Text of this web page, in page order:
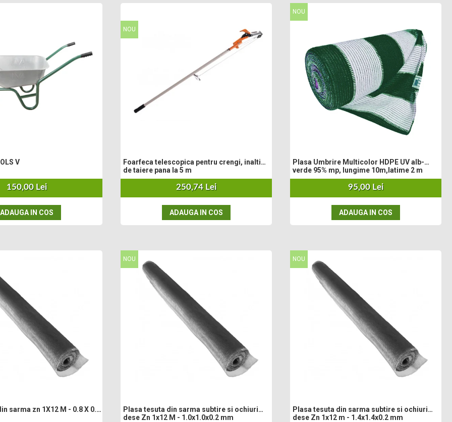
Roaba EVOTOOLS V
150,00 Lei
ADAUGA IN COS
NOU
Foarfeca telescopica pentru crengi, inaltime
de taiere pana la 5 m
250,74 Lei
ADAUGA IN COS
NOU
Plasa Umbrire Multicolor HDPE UV alb-
verde 95% mp, lungime 10m,latime 2 m
95,00 Lei
ADAUGA IN COS
M - 0.8 X 0.8
NOU
Plasa tesuta din sarma subtire si ochiuri
dese Zn 1x12 M - 1.0x1.0x0.2 mm
NOU
Plasa tesuta din sarma subtire si ochiuri
dese Zn 1x12 m - 1.4x1.4x0.2 mm